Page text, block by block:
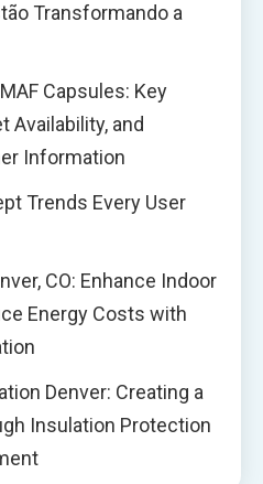
Transformando a
Capsules: Key
Availability, and
Information
Trends Every User
CO: Enhance Indoor
Energy Costs with
Denver: Creating a
Insulation Protection